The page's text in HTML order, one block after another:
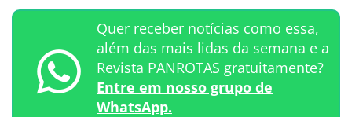
Quer receber notícias como essa,
além das mais lidas da semana e a
Revista PANROTAS gratuitamente?
Entre em nosso grupo de
WhatsApp.